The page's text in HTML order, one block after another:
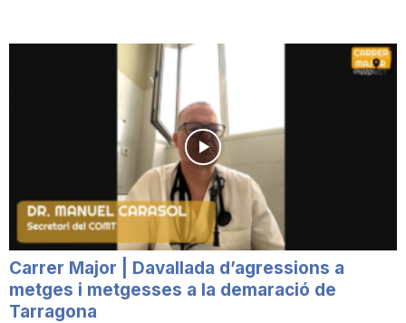
a
Carrer Major | Davallada d’agressions a
metges i metgesses a la demaració de
Tarragona